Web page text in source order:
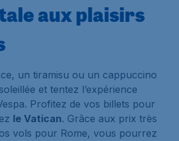
aux plaisirs
un tiramisu ou un cappuccino
et tentez l’expérience
Profitez de vos billets pour
le Vatican. Grâce aux prix très
vols pour Rome, vous pourrez